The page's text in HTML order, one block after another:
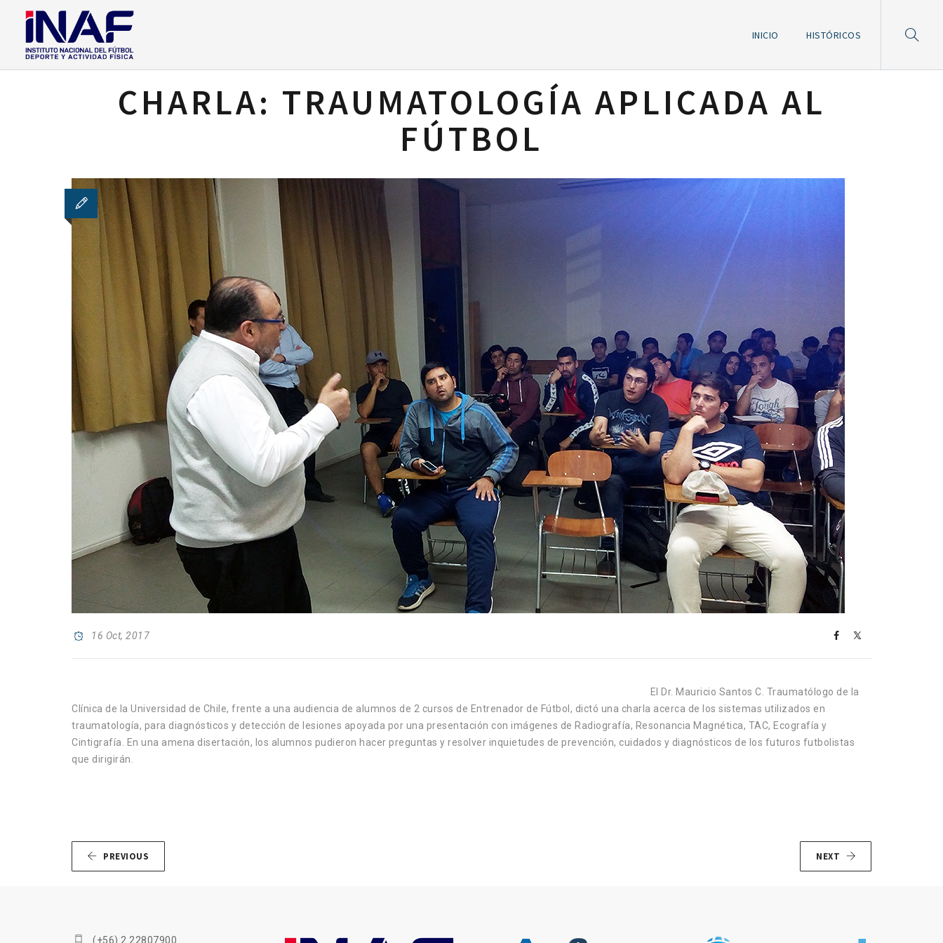
INICIO HISTÓRICOS
CHARLA: TRAUMATOLOGÍA APLICADA AL
FÚTBOL
16 Oct, 2017
El Dr. Mauricio Santos C. Traumatólogo de la
Clínica de la Universidad de Chile, frente a una audiencia de alumnos de 2 cursos de Entrenador de Fútbol, dictó una charla acerca de los sistemas utilizados en
traumatología, para diagnósticos y detección de lesiones apoyada por una presentación con imágenes de Radiografía, Resonancia Magnética, TAC, Ecografía y
Cintigrafía. En una amena disertación, los alumnos pudieron hacer preguntas y resolver inquietudes de prevención, cuidados y diagnósticos de los futuros futbolistas
que dirigirán.
PREVIOUS NEXT
(+56) 2 22807900